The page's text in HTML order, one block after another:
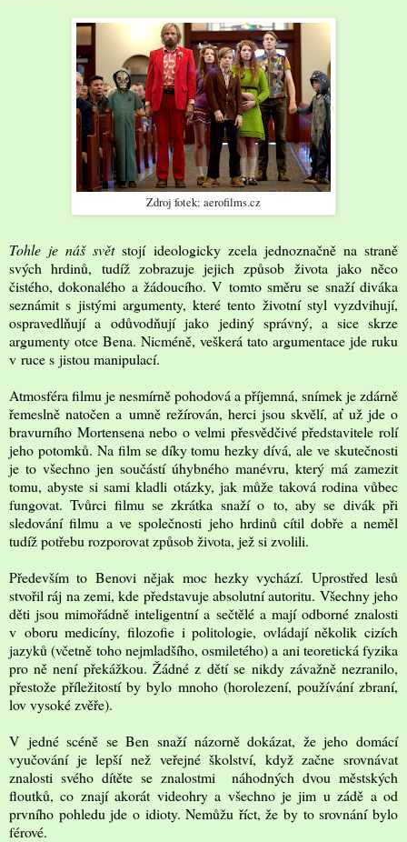
Zdroj fotek: aerofilms.cz
Tohle je náš světstojí ideologicky zcela jednoznačně na straně
svých hrdinů, tudíž zobrazuje jejich způsob života jako něco
čistého, dokonalého a žádoucího. V tomto směru se snaží diváka
seznámit s jistými argumenty, které tento životní styl vyzdvihují,
ospravedlňují a odůvodňují jako jediný správný, a sice skrze
argumenty otce Bena. Nicméně, veškerá tato argumentace jde ruku
v ruce s jistou manipulací.
Atmosféra filmu je nesmírně pohodová a příjemná, snímek je zdárně
řemeslně natočen a umně režírován, herci jsou skvělí, ať už jde o
bravurního Mortensena nebo o velmi přesvědčivé představitele rolí
jeho potomků. Na film se díky tomu hezky dívá, ale ve skutečnosti
je to všechno jen součástí úhybného manévru, který má zamezit
tomu, abyste si sami kladli otázky, jak může taková rodina vůbec
fungovat. Tvůrci filmu se zkrátka snaží o to, aby se divák při
sledování filmu a ve společnosti jeho hrdinů cítil dobře a neměl
tudíž potřebu rozporovat způsob života, jež si zvolili.
Především to Benovi nějak moc hezky vychází. Uprostřed lesů
stvořil ráj na zemi, kde představuje absolutní autoritu. Všechny jeho
děti jsou mimořádně inteligentní a sečtělé a mají odborné znalosti
v oboru medicíny, filozofie i politologie, ovládají několik cizích
jazyků (včetně toho nejmladšího, osmiletého) a ani teoretická fyzika
pro ně není překážkou. Žádné z dětí se nikdy závažně nezranilo,
přestože příležitostí by bylo mnoho (horolezení, používání zbraní,
lov vysoké zvěře).
V jedné scéně se Ben snaží názorně dokázat, že jeho domácí
vyučování je lepší než veřejné školství, když začne srovnávat
znalosti svého dítěte se znalostmi náhodných dvou městských
floutků, co znají akorát videohry a všechno je jim u zádě a od
prvního pohledu jde o idioty. Nemůžu říct, že by to srovnání bylo
férové.